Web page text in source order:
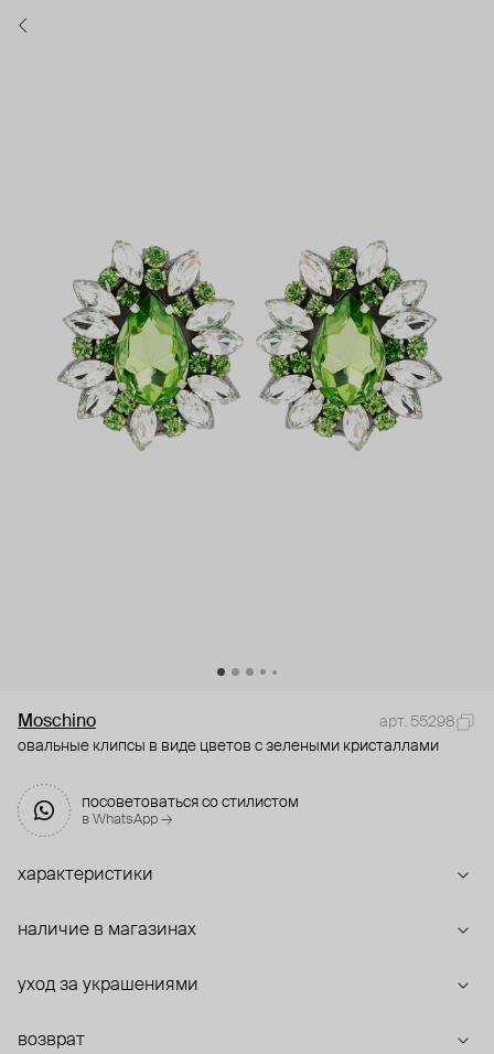
Moschino
арт. 55298
овальные клипсы в виде цветов с зелеными кристаллами
посоветоваться со стилистом
в WhatsApp →
характеристики
наличие в магазинах
уход за украшениями
возврат